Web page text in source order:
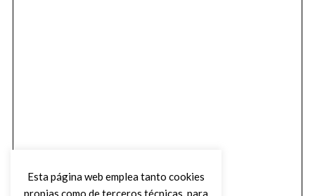
Esta página web emplea tanto cookies
propias como de terceros técnicas, para